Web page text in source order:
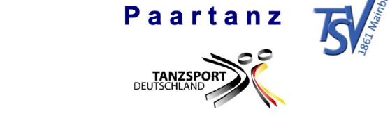
Unser Sportangebot
Sportsuche
Ausfälle und Vertretungen